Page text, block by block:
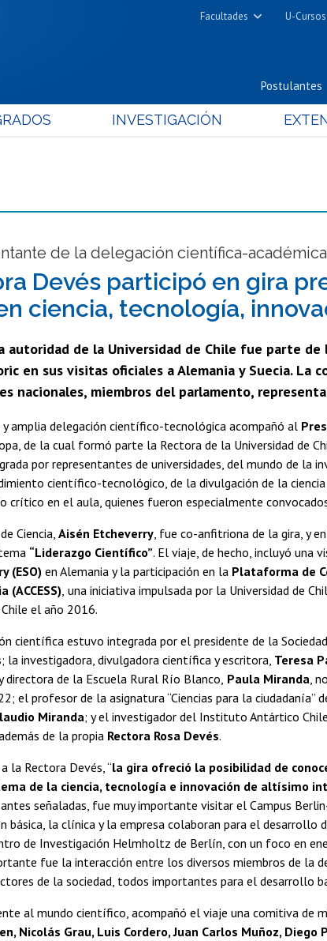
Facultades
Cs. Físicas y
Cs. Químicas y
Estudios Avanzados en
Nutrición y Tecnología
Alimentos
U-Cursos
Postulantes
INVESTIGACIÓN
de la delegación científica-
Devés participó en gira
ciencia, tecnología,
autoridad de la Universidad de Chile fue parte
en sus visitas oficiales a Alemania y Suecia.
nacionales, miembros del parlamento,
y amplia delegación científico-tecnológica acompañó al
de la cual formó parte la Rectora de la Universidad de
por representantes de universidades, del mundo de la
científico-tecnológico, de la divulgación de la
crítico en el aula, quienes fueron especialmente
Ciencia, Aisén Etcheverry , fue co-anfitriona de la gira, y
“Liderazgo Científico”. El viaje, de hecho, incluyó una
(ESO)en Alemania y la participación en la Plataforma de
(ACCESS) una iniciativa impulsada por la Universidad de
el año 2016.
científica estuvo integrada por el presidente de la
; la investigadora, divulgadora científica y escritora, Teresa
directora de la Escuela Rural Río Blanco, Paula Miranda ,
el profesor de la asignatura “Ciencias para la ciudadanía”
Miranda; y el investigador del Instituto Antártico
de la propia Rectora Rosa Devés.
la Rectora Devés, “la gira ofreció la posibilidad de
de la ciencia, tecnología e innovación de altísimo
señaladas, fue muy importante visitar el Campus
básica, la clínica y la empresa colaboran para el desarrollo
de Investigación Helmholtz de Berlín, con un foco en
fue la interacción entre los diversos miembros de la
de la sociedad, todos importantes para el desarrollo
al mundo científico, acompañó el viaje una comitiva de
Nicolás Grau, Luis Cordero, Juan Carlos Muñoz, Diego